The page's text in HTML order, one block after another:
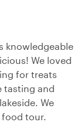
knowledgeable
We loved
for treats
tasting and
We
tour.